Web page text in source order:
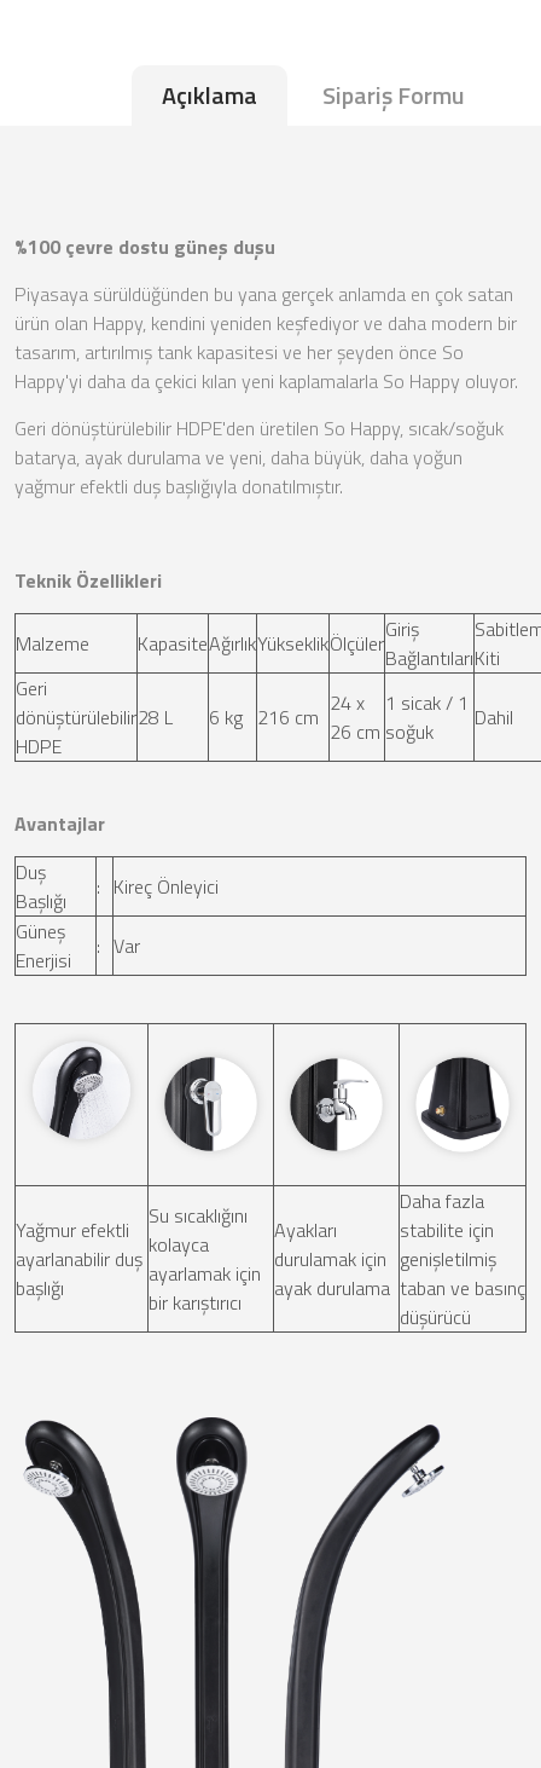
Açıklama Sipariş Formu
%100 çevre dostu güneş duşu
Piyasaya sürüldüğünden bu yana gerçek anlamda en çok satan
ürün olan Happy, kendini yeniden keşfediyor ve daha modern bir
tasarım, artırılmış tank kapasitesi ve her şeyden önce So
Happy'yi daha da çekici kılan yeni kaplamalarla So Happy oluyor.
Geri dönüştürülebilir HDPE'den üretilen So Happy, sıcak/soğuk
batarya, ayak durulama ve yeni, daha büyük, daha yoğun
yağmur efektli duş başlığıyla donatılmıştır.
Teknik Özellikleri
Malzeme KapasiteAğırlıkYükseklikÖlçülerGiriş
BağlantılarıKiti
Geri
dönüştürülebilir
HDPE
28 L 6 kg 216 cm 24 x
26 cm
1 sicak / 1
soğuk
Dahil
Avantajlar
Duş
Başlığı
: Kireç Önleyici
Güneş
Enerjisi
: Var
Yağmur efektli
ayarlanabilir duş
başlığı
Su sıcaklığını
kolayca
ayarlamak için
bir karıştırıcı
Ayakları
durulamak için
ayak durulama
Daha fazla
stabilite için
genişletilmiş
taban ve basınç
düşürücü